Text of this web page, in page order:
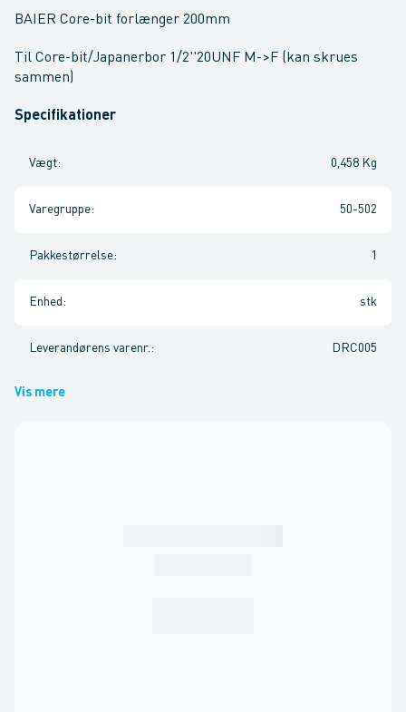
BAIER Core-bit forlænger 200mm
Til Core-bit/Japanerbor 1/2''20UNF M->F (kan skrues
sammen)
Specifikationer
Vægt: 0,458 Kg
Varegruppe: 50-502
Pakkestørrelse: 1
Enhed : stk
Leverandørens varenr. : DRC005
Vis mere